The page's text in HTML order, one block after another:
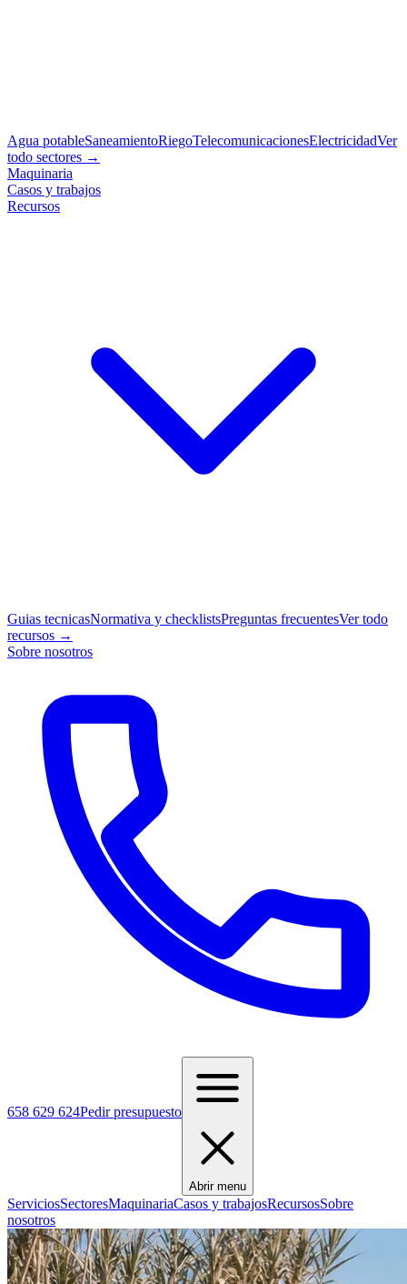
Agua potableSaneamientoRiegoTelecomunicacionesElectricidadVer
todo sectores →
Maquinaria
Casos y trabajos
Recursos
Guias tecnicasNormativa y checklistsPreguntas frecuentesVer todo
recursos →
Sobre nosotros
658 629 624Pedir presupuesto
Abrir menu
ServiciosSectoresMaquinariaCasos y trabajosRecursosSobre
nosotros